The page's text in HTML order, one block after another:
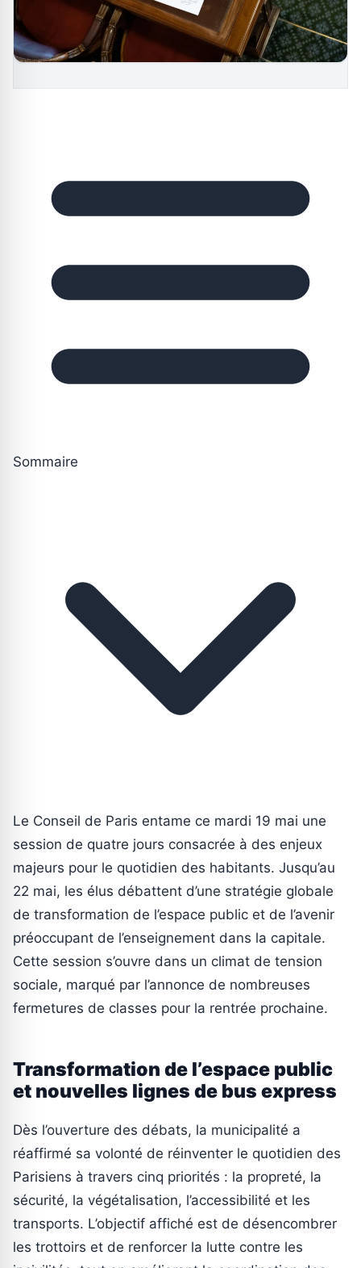
Sommaire
Le Conseil de Paris entame ce mardi 19 mai une
session de quatre jours consacrée à des enjeux
majeurs pour le quotidien des habitants. Jusqu’au
22 mai, les élus débattent d’une stratégie globale
de transformation de l’espace public et de l’avenir
préoccupant de l’enseignement dans la capitale.
Cette session s’ouvre dans un climat de tension
sociale, marqué par l’annonce de nombreuses
fermetures de classes pour la rentrée prochaine.
Transformation de l’espace public
et nouvelles lignes de bus express
Dès l’ouverture des débats, la municipalité a
réaffirmé sa volonté de réinventer le quotidien des
Parisiens à travers cinq priorités : la propreté, la
sécurité, la végétalisation, l’accessibilité et les
transports. L’objectif affiché est de désencombrer
les trottoirs et de renforcer la lutte contre les